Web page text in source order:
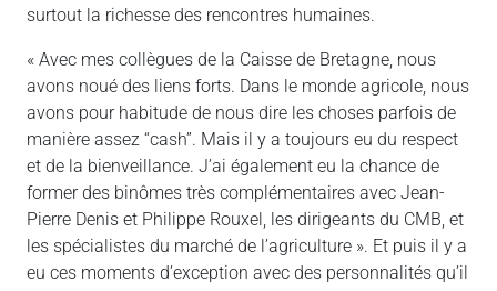
surtout la richesse des rencontres humaines.
« Avec mes collègues de la Caisse de Bretagne, nous
avons noué des liens forts. Dans le monde agricole, nous
avons pour habitude de nous dire les choses parfois de
manière assez “cash”. Mais il y a toujours eu du respect
et de la bienveillance. J’ai également eu la chance de
former des binômes très complémentaires avec Jean-
Pierre Denis et Philippe Rouxel, les dirigeants du CMB, et
les spécialistes du marché de l’agriculture ». Et puis il y a
eu ces moments d’exception avec des personnalités qu’il